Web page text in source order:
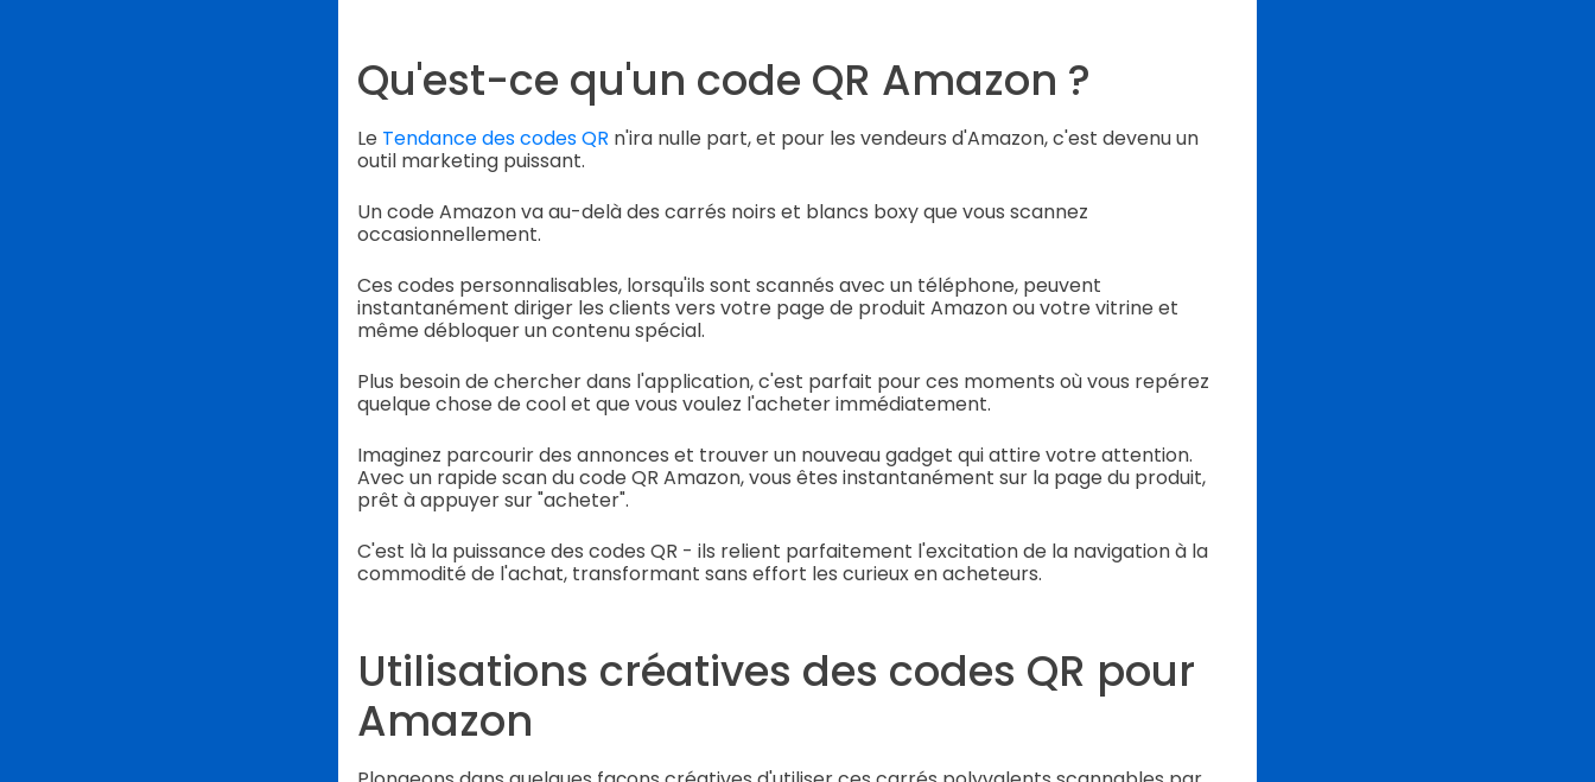
Qu'est-ce qu'un code QR Amazon ?
Le Tendance des codes QR n'ira nulle part, et pour les vendeurs d'Amazon, c'est devenu un
outil marketing puissant.
Un code Amazon va au-delà des carrés noirs et blancs boxy que vous scannez
occasionnellement.
Ces codes personnalisables, lorsqu'ils sont scannés avec un téléphone, peuvent
instantanément diriger les clients vers votre page de produit Amazon ou votre vitrine et
même débloquer un contenu spécial.
Plus besoin de chercher dans l'application, c'est parfait pour ces moments où vous repérez
quelque chose de cool et que vous voulez l'acheter immédiatement.
Imaginez parcourir des annonces et trouver un nouveau gadget qui attire votre attention.
Avec un rapide scan du code QR Amazon, vous êtes instantanément sur la page du produit,
prêt à appuyer sur "acheter".
C'est là la puissance des codes QR - ils relient parfaitement l'excitation de la navigation à la
commodité de l'achat, transformant sans effort les curieux en acheteurs.
Utilisations créatives des codes QR pour
Amazon